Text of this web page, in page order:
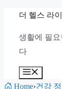
너
더 헬스 라
생활에 필요
다
뉴
Home›건강 정